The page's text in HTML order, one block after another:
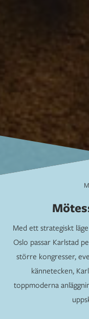
Med ett strategiskt
Oslo passar Karlstad
större kongresser,
kännetecken,
toppmoderna